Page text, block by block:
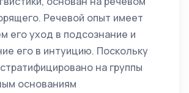
Речевой опыт имеет
его уход в подсознание и
его в интуицию. Поскольку
на группы
основаниям